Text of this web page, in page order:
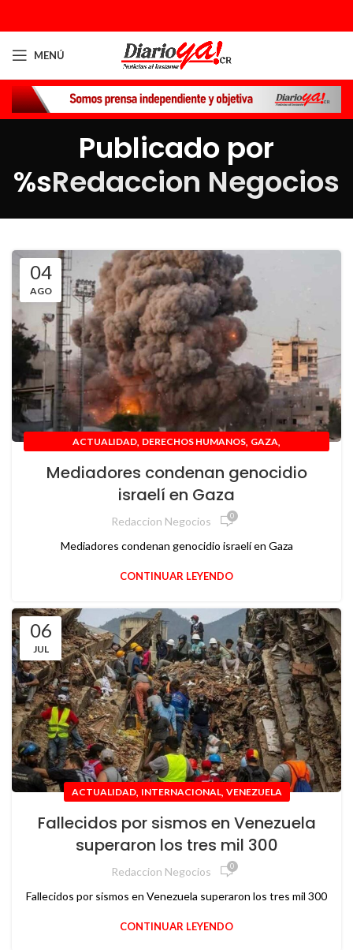
MENÚ
Publicado por
%sRedaccion Negocios
04
AGO
ACTUALIDAD, DERECHOS HUMANOS, GAZA,
Mediadores condenan genocidio
israelí en Gaza
Redaccion Negocios 0
Mediadores condenan genocidio israelí en Gaza
CONTINUAR LEYENDO
06
JUL
ACTUALIDAD, INTERNACIONAL, VENEZUELA
Fallecidos por sismos en Venezuela
superaron los tres mil 300
Redaccion Negocios 0
Fallecidos por sismos en Venezuela superaron los tres mil 300
CONTINUAR LEYENDO